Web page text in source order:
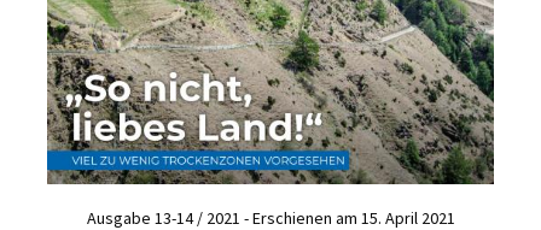
Ausgabe 13-14 / 2021 - Erschienen am 15. April 2021